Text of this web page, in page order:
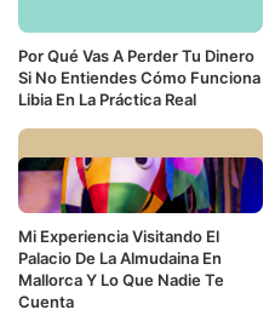
Por Qué Vas A Perder Tu Dinero
Si No Entiendes Cómo Funciona
Libia En La Práctica Real
Mi Experiencia Visitando El
Palacio De La Almudaina En
Mallorca Y Lo Que Nadie Te
Cuenta